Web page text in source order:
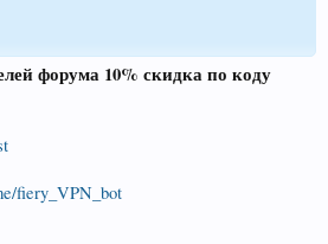
форума 10% скидка по коду
fiery_VPN_bot